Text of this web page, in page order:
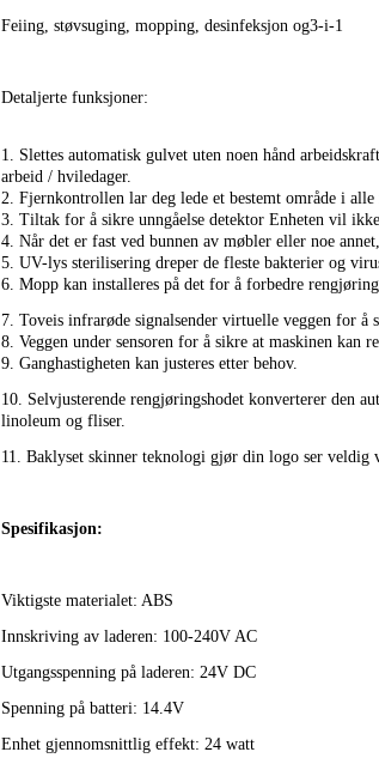
Feiing, støvsuging, mopping, desinfeksjon og3-i-1
Detaljerte funksjoner:
1. Slettes automatisk gulvet uten noen hånd
arbeid / hviledager.
2. Fjernkontrollen lar deg lede et bestemt område i
3. Tiltak for å sikre unngåelse detektor Enheten vil
4. Når det er fast ved bunnen av møbler eller noe
5. UV-lys sterilisering dreper de fleste bakterier og
6. Mopp kan installeres på det for å forbedre
7. Toveis infrarøde signalsender virtuelle veggen for
8. Veggen under sensoren for å sikre at maskinen kan
9. Ganghastigheten kan justeres etter behov.
10. Selvjusterende rengjøringshodet konverterer den
linoleum og fliser.
11. Baklyset skinner teknologi gjør din logo ser veldig
Spesifikasjon:
Viktigste materialet: ABS
Innskriving av laderen: 100-240V AC
Utgangsspenning på laderen: 24V DC
Spenning på batteri: 14.4V
Enhet gjennomsnittlig effekt: 24 watt